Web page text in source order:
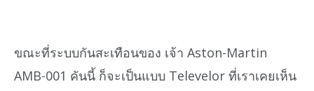
ขณะที่ระบบกันสะเทือนของ เจ้า Aston-Martin
AMB-001 คันนี้ ก็จะเป็นแบบ Televelor ที่เราเคยเห็น